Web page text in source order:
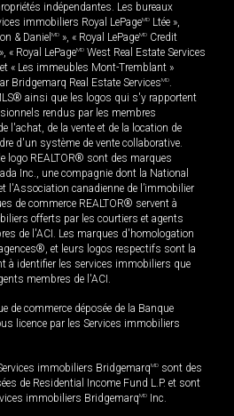
indépendantes. Les bureaux
immobiliers Royal LePageMD Ltée »,
& Daniel MD », « Royal LePageMD Credit
« Royal LePageMD West Real Estate Services
« Les immeubles Mont-Tremblant »
Bridgemarq Real Estate ServicesMD.
ainsi que les logos qui s'y rapportent
rendus par les membres
l'achat, de la vente et de la location de
d'un système de vente collaborative.
logo REALTOR® sont des marques
Inc., une compagnie dont la National
l'Association canadienne de l’immobilier
de commerce REALTOR® servent à
offerts par les courtiers et agents
de l'ACI. Les marques d'homologation
et leurs logos respectifs sont la
à identifier les services immobiliers que
membres de l'ACI.
de commerce déposée de la Banque
licence par les Services immobiliers
immobiliers BridgemarqMD sont des
de Residential Income Fund L.P. et sont
immobiliers BridgemarqMD Inc.